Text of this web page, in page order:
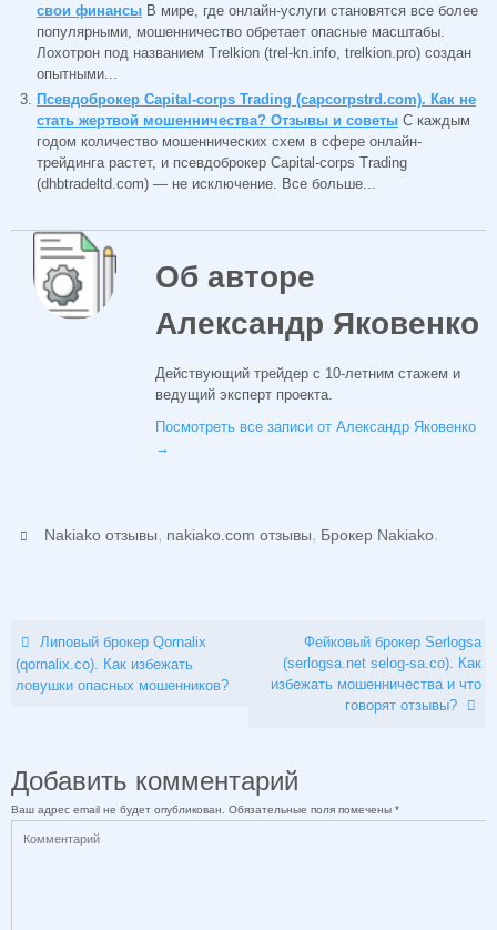
свои финансы В мире, где онлайн-услуги становятся все более
популярными, мошенничество обретает опасные масштабы.
Лохотрон под названием Trelkion (trel-kn.info, trelkion.pro) создан
опытными...
Псевдоброкер Capital-corps Trading (capcorpstrd.com). Как не
стать жертвой мошенничества? Отзывы и советы С каждым
годом количество мошеннических схем в сфере онлайн-
трейдинга растет, и псевдоброкер Capital-corps Trading
(dhbtradeltd.com) — не исключение. Все больше...
Об авторе
Александр Яковенко
Действующий трейдер с 10-летним стажем и
ведущий эксперт проекта.
Посмотреть все записи от Александр Яковенко
→
Nakiako отзывы, nakiako.com отзывы, Брокер Nakiako.
Липовый брокер Qornalix
(qornalix.co). Как избежать
ловушки опасных мошенников?
Фейковый брокер Serlogsa
(serlogsa.net selog-sa.co). Как
избежать мошенничества и что
говорят отзывы?
Добавить комментарий
Ваш адрес email не будет опубликован. Обязательные поля помечены *